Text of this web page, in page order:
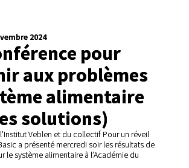
2024
pour
aux problèmes
alimentaire
solutions)
Veblen et du collectif Pour un réveil
a présenté mercredi soir les résultats de
le système alimentaire à l’Académie du